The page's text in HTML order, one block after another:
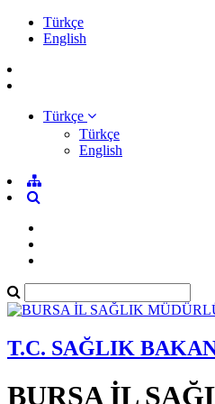
Türkçe
English
Türkçe
Türkçe
English
T.C. SAĞLIK
BURSA İL